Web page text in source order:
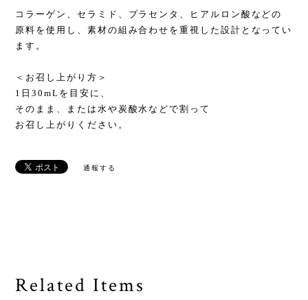
コラーゲン、セラミド、プラセンタ、ヒアルロン酸などの
原料を使用し、素材の組み合わせを重視した設計となってい
ます。
＜お召し上がり方＞
1日30mLを目安に、
そのまま、または水や炭酸水などで割って
お召し上がりください。
通報する
Related Items